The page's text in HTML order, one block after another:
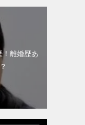
！離婚歴あ